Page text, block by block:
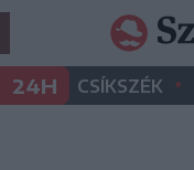
24H CSÍKSZÉK •